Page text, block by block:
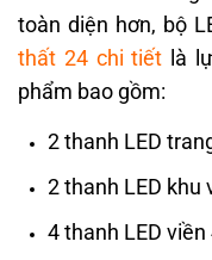
toàn diện hơn, bộ
thất 24 chi tiết là
phẩm bao gồm:
2 thanh LED
2 thanh LED khu
4 thanh LED